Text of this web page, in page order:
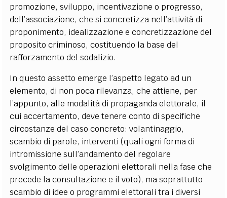
promozione, sviluppo, incentivazione o progresso,
dell’associazione, che si concretizza nell’attività di
proponimento, idealizzazione e concretizzazione del
proposito criminoso, costituendo la base del
rafforzamento del sodalizio.
In questo assetto emerge l’aspetto legato ad un
elemento, di non poca rilevanza, che attiene, per
l’appunto, alle modalità di propaganda elettorale, il
cui accertamento, deve tenere conto di specifiche
circostanze del caso concreto: volantinaggio,
scambio di parole, interventi (quali ogni forma di
intromissione sull’andamento del regolare
svolgimento delle operazioni elettorali nella fase che
precede la consultazione e il voto), ma soprattutto
scambio di idee o programmi elettorali tra i diversi